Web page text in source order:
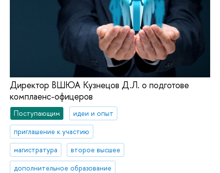
Директор ВШЮА Кузнецов Д.Л. о подготове
комплаенс-офицеров
Поступающим
идеи и опыт
приглашение к участию
магистратура
второе высшее
дополнительное образование